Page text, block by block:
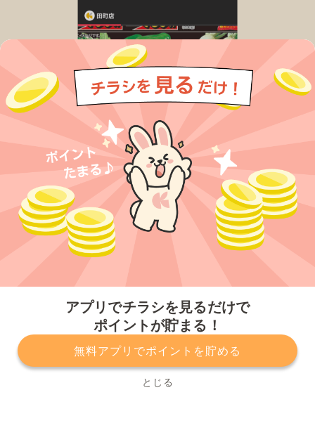
アプリでチラシを見るだけで
ポイントが貯まる！
無料アプリでポイントを貯める
とじる
プライバシーポリシー 利用規約
運営会社
サービスに関してのお問い合わせ